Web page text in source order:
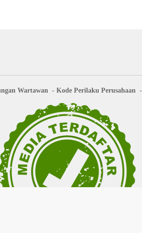
Wartawan Kode Perilaku Perusahaan